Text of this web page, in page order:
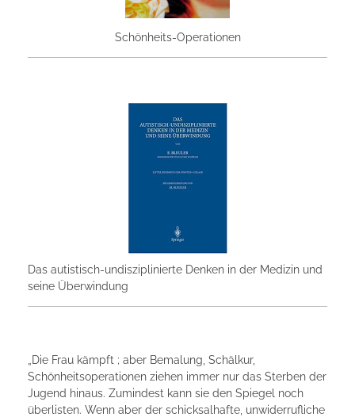
Schönheits-Operationen
Das autistisch-undisziplinierte Denken in der Medizin und
seine Überwindung
„Die Frau kämpft ; aber Bemalung, Schälkur,
Schönheitsoperationen ziehen immer nur das Sterben der
Jugend hinaus. Zumindest kann sie den Spiegel noch
überlisten. Wenn aber der schicksalhafte, unwiderrufliche